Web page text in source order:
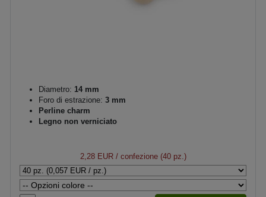
Diametro: 14 mm
Foro di estrazione: 3 mm
Perline charm
Legno non verniciato
2,28 EUR/ confezione (40 pz.)